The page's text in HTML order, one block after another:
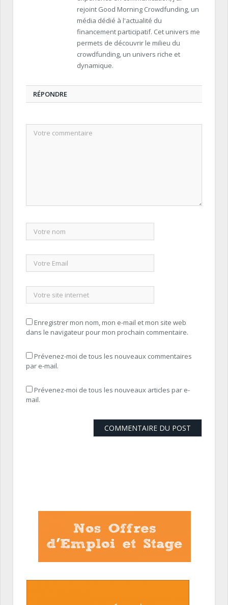
rejoint Good Morning Crowdfunding, un
média dédié à l'actualité du
financement participatif. Cet univers me
permets de découvrir le milieu du
crowdfunding, un univers riche et
dynamique.
RÉPONDRE
Enregistrer mon nom, mon e-mail et mon site web
dans le navigateur pour mon prochain commentaire.
Prévenez-moi de tous les nouveaux commentaires
par e-mail.
Prévenez-moi de tous les nouveaux articles par e-
mail.